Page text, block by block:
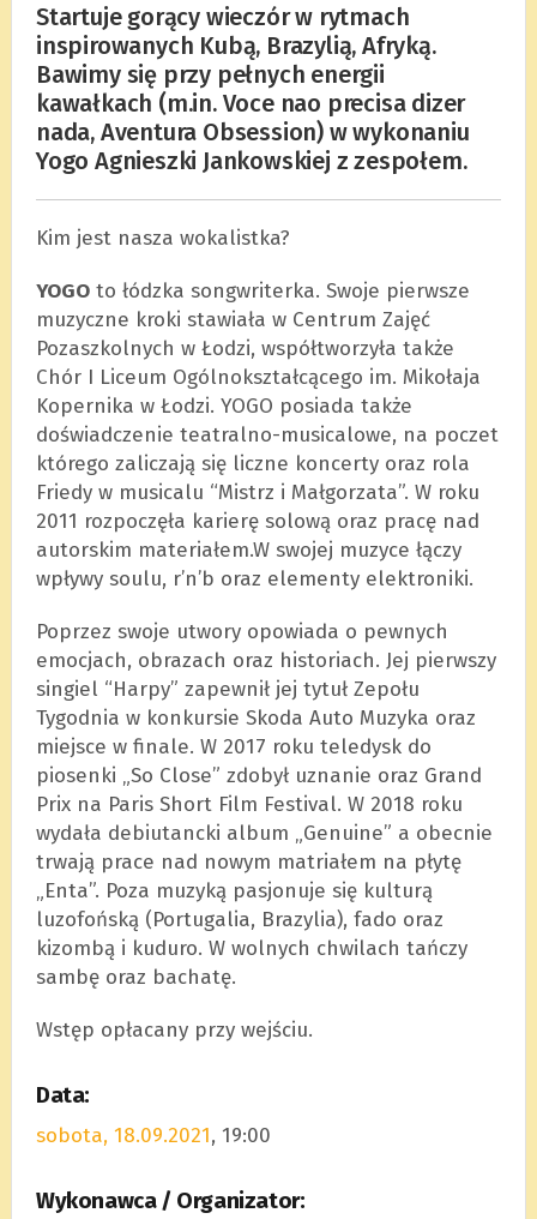
Startuje gorący wieczór w rytmach
inspirowanych Kubą, Brazylią, Afryką.
Bawimy się przy pełnych energii
kawałkach (m.in. Voce nao precisa dizer
nada, Aventura Obsession) w wykonaniu
Yogo Agnieszki Jankowskiej z zespołem.
Kim jest nasza wokalistka?
YOGOto łódzka songwriterka. Swoje pierwsze
muzyczne kroki stawiała w Centrum Zajęć
Pozaszkolnych w Łodzi, współtworzyła także
Chór I Liceum Ogólnokształcącego im. Mikołaja
Kopernika w Łodzi. YOGO posiada także
doświadczenie teatralno-musicalowe, na poczet
którego zaliczają się liczne koncerty oraz rola
Friedy w musicalu “Mistrz i Małgorzata”. W roku
2011 rozpoczęła karierę solową oraz pracę nad
autorskim materiałem.W swojej muzyce łączy
wpływy soulu, r’n’b oraz elementy elektroniki.
Poprzez swoje utwory opowiada o pewnych
emocjach, obrazach oraz historiach. Jej pierwszy
singiel “Harpy” zapewnił jej tytuł Zepołu
Tygodnia w konkursie Skoda Auto Muzyka oraz
miejsce w finale. W 2017 roku teledysk do
piosenki „So Close” zdobył uznanie oraz Grand
Prix na Paris Short Film Festival. W 2018 roku
wydała debiutancki album „Genuine” a obecnie
trwają prace nad nowym matriałem na płytę
„Enta”. Poza muzyką pasjonuje się kulturą
luzofońską (Portugalia, Brazylia), fado oraz
kizombą i kuduro. W wolnych chwilach tańczy
sambę oraz bachatę.
Wstęp opłacany przy wejściu.
Data:
sobota, 18.09.2021, 19:00
Wykonawca / Organizator: